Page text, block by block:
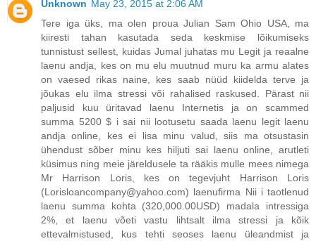
Unknown May 23, 2015 at 2:06 AM
Tere iga üks, ma olen proua Julian Sam Ohio USA, ma
kiiresti tahan kasutada seda keskmise lõikumiseks
tunnistust sellest, kuidas Jumal juhatas mu Legit ja reaalne
laenu andja, kes on mu elu muutnud muru ka armu alates
on vaesed rikas naine, kes saab nüüd kiidelda terve ja
jõukas elu ilma stressi või rahalised raskused. Pärast nii
paljusid kuu üritavad laenu Internetis ja on scammed
summa 5200 $ i sai nii lootusetu saada laenu legit laenu
andja online, kes ei lisa minu valud, siis ma otsustasin
ühendust sõber minu kes hiljuti sai laenu online, arutleti
küsimus ning meie järeldusele ta rääkis mulle mees nimega
Mr Harrison Loris, kes on tegevjuht Harrison Loris
(Lorisloancompany@yahoo.com) laenufirma Nii i taotlenud
laenu summa kohta (320,000.00USD) madala intressiga
2%, et laenu võeti vastu lihtsalt ilma stressi ja kõik
ettevalmistused, kus tehti seoses laenu üleandmist ja